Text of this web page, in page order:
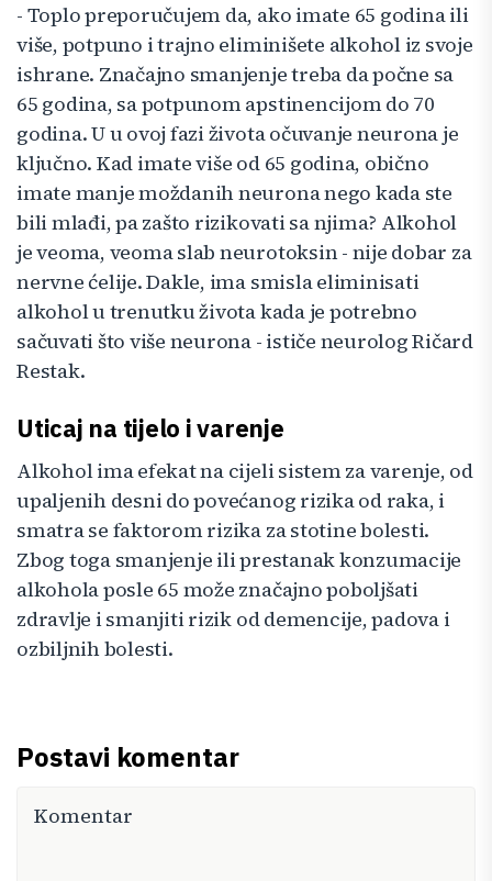
- Toplo preporučujem da, ako imate 65 godina ili
više, potpuno i trajno eliminišete alkohol iz svoje
ishrane. Značajno smanjenje treba da počne sa
65 godina, sa potpunom apstinencijom do 70
godina. U u ovoj fazi života očuvanje neurona je
ključno. Kad imate više od 65 godina, obično
imate manje moždanih neurona nego kada ste
bili mlađi, pa zašto rizikovati sa njima? Alkohol
je veoma, veoma slab neurotoksin - nije dobar za
nervne ćelije. Dakle, ima smisla eliminisati
alkohol u trenutku života kada je potrebno
sačuvati što više neurona - ističe neurolog Ričard
Restak.
Uticaj na tijelo i varenje
Alkohol ima efekat na cijeli sistem za varenje, od
upaljenih desni do povećanog rizika od raka, i
smatra se faktorom rizika za stotine bolesti.
Zbog toga smanjenje ili prestanak konzumacije
alkohola posle 65 može značajno poboljšati
zdravlje i smanjiti rizik od demencije, padova i
ozbiljnih bolesti.
Postavi komentar